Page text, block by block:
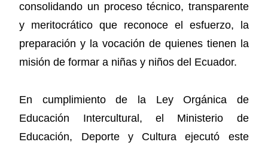
consolidando un proceso técnico, transparente
y meritocrático que reconoce el esfuerzo, la
preparación y la vocación de quienes tienen la
misión de formar a niñas y niños del Ecuador.
En cumplimiento de la Ley Orgánica de
Educación Intercultural, el Ministerio de
Educación, Deporte y Cultura ejecutó este